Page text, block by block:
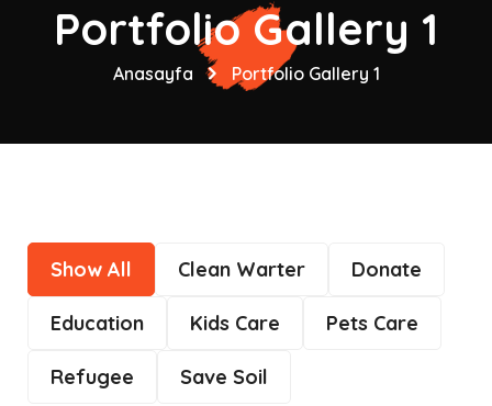
Portfolio Gallery 1
Anasayfa Portfolio Gallery 1
Show All Clean Warter Donate
Education Kids Care Pets Care
Refugee Save Soil